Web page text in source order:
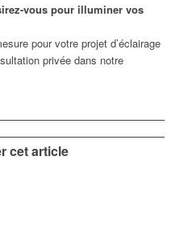
vous pour illuminer vos
pour votre projet d’éclairage
privée dans notre
cet article